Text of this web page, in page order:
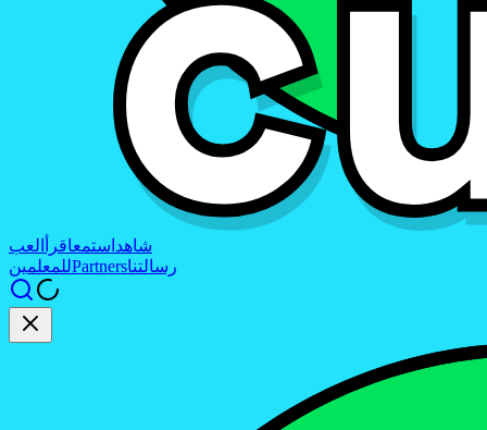
شاهد استمعاقرأ
العب
للمعلمينPartnersرسالتنا